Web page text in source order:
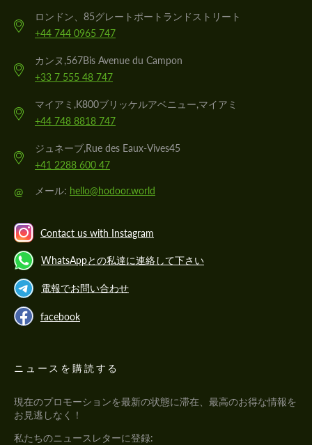
ロンドン、85グレートポートランドストリート
+44 744 0965 747
カンヌ,567Bis Avenue du Campon
+33 7 555 48 747
マイアミ,K800ブリッケルアベニュー,マイアミ
+44 748 8818 747
ジュネーブ,Rue des Eaux-Vives45
+41 2288 600 47
@ メール: hello@hodoor.world
Contact us with Instagram
WhatsAppとの私達に連絡して下さい
電報でお問い合わせ
facebook
ニュースを購読する
現在のプロモーションを最新の状態に滞在、最高のお得な情報を
お見逃しなく！
私たちのニュースレターに登録: